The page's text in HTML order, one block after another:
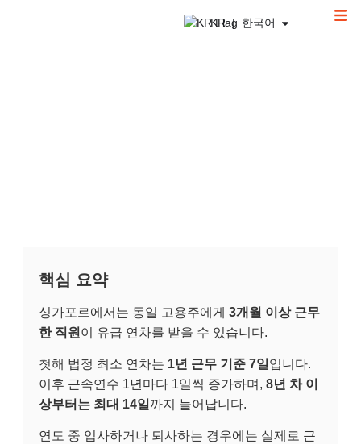
KR | 한국어
핵심 요약
싱가포르에서는 동일 고용주에게 3개월 이상 근무
한 직원 이 유급 연차를 받을 수 있습니다.
첫해 법정 최소 연차는 1년 근무 기준 7일 입니다.
이후 근속연수 1년마다 1일씩 증가하며, 8년 차 이
상부터는 최대 14일 까지 늘어납니다.
연도 중 입사하거나 퇴사하는 경우에는 실제로 근